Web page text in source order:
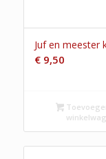
Juf en meester
€9,50